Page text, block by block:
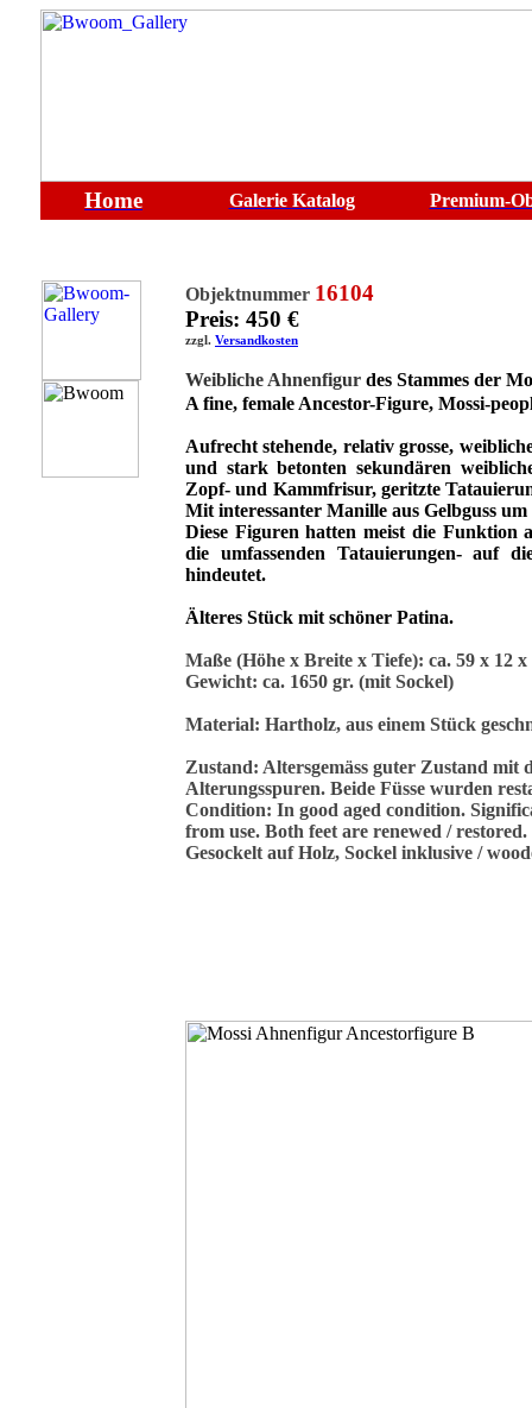
Home Galerie Katalog Premium-
Objektnummer 16104
Preis: 450 €
zzgl. Versandkosten
Weibliche Ahnenfigur des Stammes der
A fine, female Ancestor-Figure, Mossi-
Aufrecht stehende, relativ grosse,
und stark betonten sekundären
Zopf- und Kammfrisur, geritzte
Mit interessanter Manille aus Gelbguss
Diese Figuren hatten meist die Funktion
die umfassenden Tatauierungen- auf
hindeutet.
Älteres Stück mit schöner Patina.
Maße (Höhe x Breite x Tiefe): ca. 59 x 12 x
Gewicht: ca. 1650 gr. (mit Sockel)
Material: Hartholz, aus einem Stück
Zustand: Altersgemäss guter Zustand mit
Alterungsspuren. Beide Füsse wurden
Condition: In good aged condition.
from use. Both feet are renewed / restored.
Gesockelt auf Holz, Sockel inklusive /